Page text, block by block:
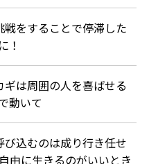
をすることで停滞した
！
は周囲の人を喜ばせる
動いて
込むのは成り行き任せ
由に生きるのがいいとき